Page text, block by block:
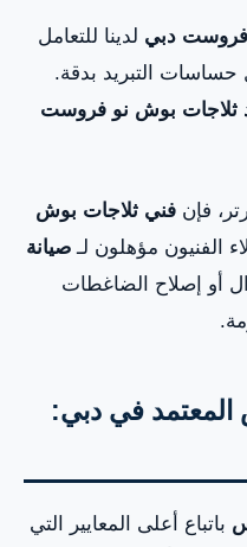
فروست دبي لدينا للتعامل
حساسات التبريد بدقة.
ثلاجات بوش نو فروست
فإن فني ثلاجات بوش
الفنيون مؤهلون لـ صيانة
أو إصلاح الضاغطات
في دبي:
باتباع أعلى المعايير التي